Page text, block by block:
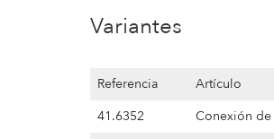
Variantes
Referencia
Artículo
41.6352
Conexión de